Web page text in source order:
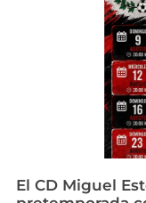
El CD Miguel